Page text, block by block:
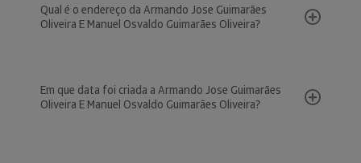
Qual é o endereço da Armando Jose Guimarães
Oliveira E Manuel Osvaldo Guimarães Oliveira?
Em que data foi criada a Armando Jose Guimarães
Oliveira E Manuel Osvaldo Guimarães Oliveira?